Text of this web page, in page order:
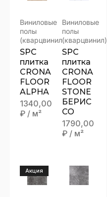
Виниловые
полы
(кварцвинил)
SPC
плитка
CRONA
FLOOR
ALPHA
1340,00
₽ / м²
Виниловые
полы
(кварцвинил)
SPC
плитка
CRONA
FLOOR
STONE
БЕРИС
СО
1790,00
₽ / м²
Акция